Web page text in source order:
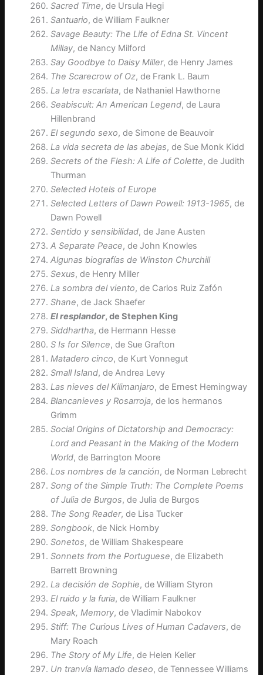
Sacred Time, de Ursula Hegi
Santuario, de William Faulkner
Savage Beauty: The Life of Edna St. Vincent
Millay, de Nancy Milford
Say Goodbye to Daisy Miller, de Henry James
The Scarecrow of Oz, de Frank L. Baum
La letra escarlata, de Nathaniel Hawthorne
Seabiscuit: An American Legend, de Laura
Hillenbrand
El segundo sexo, de Simone de Beauvoir
La vida secreta de las abejas, de Sue Monk Kidd
Secrets of the Flesh: A Life of Colette, de Judith
Thurman
Selected Hotels of Europe
Selected Letters of Dawn Powell: 1913-1965, de
Dawn Powell
Sentido y sensibilidad, de Jane Austen
A Separate Peace, de John Knowles
Algunas biografías de Winston Churchill
Sexus, de Henry Miller
La sombra del viento, de Carlos Ruiz Zafón
Shane, de Jack Shaefer
El resplandor, de Stephen King
Siddhartha, de Hermann Hesse
S Is for Silence, de Sue Grafton
Matadero cinco, de Kurt Vonnegut
Small Island, de Andrea Levy
Las nieves del Kilimanjaro, de Ernest Hemingway
Blancanieves y Rosarroja, de los hermanos
Grimm
Social Origins of Dictatorship and Democracy:
Lord and Peasant in the Making of the Modern
World, de Barrington Moore
Los nombres de la canción, de Norman Lebrecht
Song of the Simple Truth: The Complete Poems
of Julia de Burgos, de Julia de Burgos
The Song Reader, de Lisa Tucker
Songbook, de Nick Hornby
Sonetos, de William Shakespeare
Sonnets from the Portuguese, de Elizabeth
Barrett Browning
La decisión de Sophie, de William Styron
El ruido y la furia, de William Faulkner
Speak, Memory, de Vladimir Nabokov
Stiff: The Curious Lives of Human Cadavers, de
Mary Roach
The Story of My Life, de Helen Keller
Un tranvía llamado deseo, de Tennessee Williams